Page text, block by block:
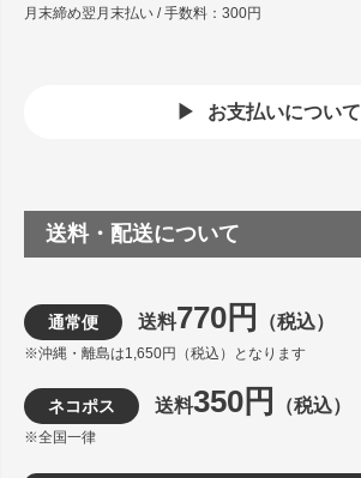
月末締め翌月末払い / 手数料：300円
お支払いについて
送料・配送について
通常便 送料770円 （税込）
※沖縄・離島は1,650円（税込）となります
ネコポス 送料350円 （税込）
※全国一律